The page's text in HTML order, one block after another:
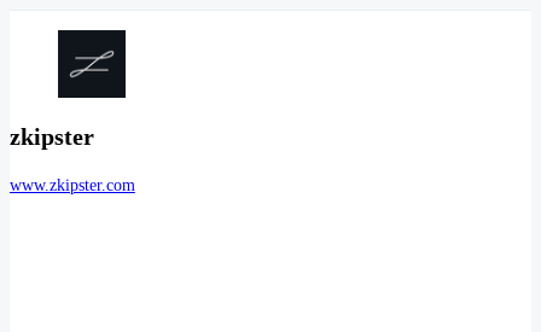
zkipster
www.zkipster.com